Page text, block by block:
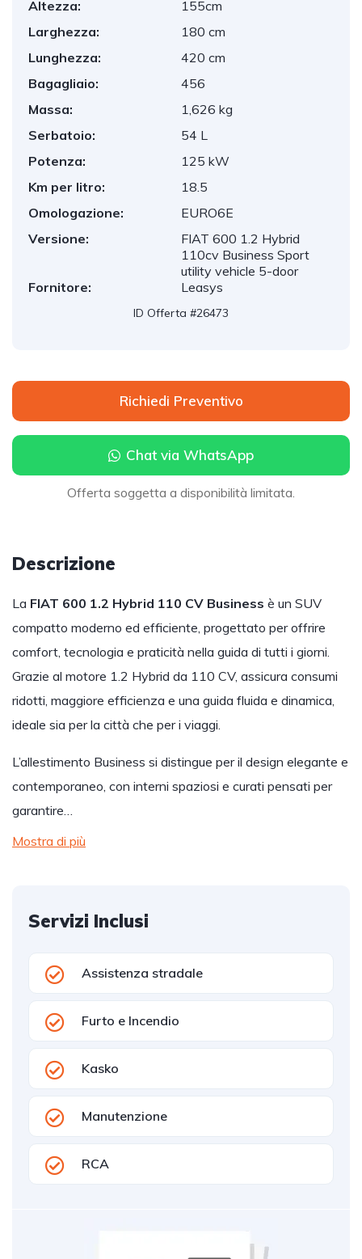
Altezza:
155cm
Larghezza:
180 cm
Lunghezza:
420 cm
Bagagliaio:
456
Massa:
1,626 kg
Serbatoio:
54 L
Potenza:
125 kW
Km per litro:
18.5
Omologazione:
EURO6E
Versione:
FIAT 600 1.2 Hybrid
110cv Business Sport
utility vehicle 5-door
Fornitore:
Leasys
ID Offerta #26473
Richiedi Preventivo
Chat via WhatsApp
Offerta soggetta a disponibilità limitata.
Descrizione
La FIAT 600 1.2 Hybrid 110 CV Business è un SUV
compatto moderno ed efficiente, progettato per offrire
comfort, tecnologia e praticità nella guida di tutti i giorni.
Grazie al motore 1.2 Hybrid da 110 CV, assicura consumi
ridotti, maggiore efficienza e una guida fluida e dinamica,
ideale sia per la città che per i viaggi.
L’allestimento Business si distingue per il design elegante e
contemporaneo, con interni spaziosi e curati pensati per
garantire…
Mostra di più
Servizi Inclusi
Assistenza stradale
Furto e Incendio
Kasko
Manutenzione
RCA